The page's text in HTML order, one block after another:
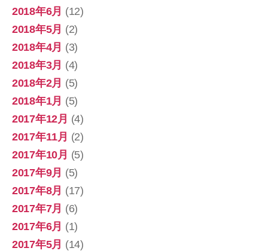
2018年6月 (12)
2018年5月 (2)
2018年4月 (3)
2018年3月 (4)
2018年2月 (5)
2018年1月 (5)
2017年12月 (4)
2017年11月 (2)
2017年10月 (5)
2017年9月 (5)
2017年8月 (17)
2017年7月 (6)
2017年6月 (1)
2017年5月 (14)